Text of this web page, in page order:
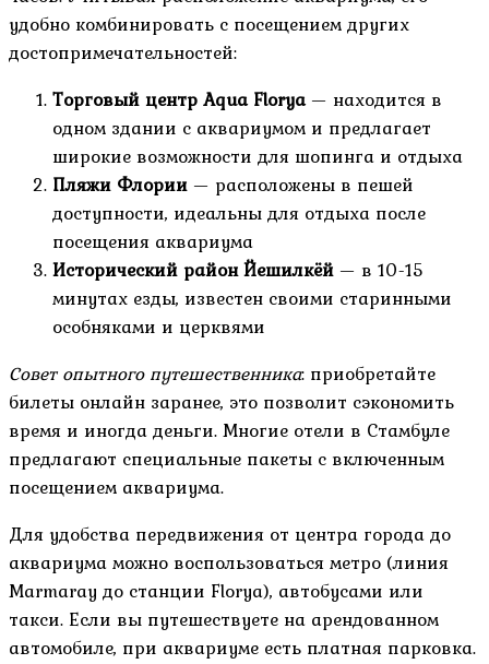
удобно комбинировать с посещением других
достопримечательностей:
Торговый центр Aqua Florya— находится в
одном здании с аквариумом и предлагает
широкие возможности для шопинга и отдыха
Пляжи Флории — расположены в пешей
доступности, идеальны для отдыха после
посещения аквариума
Исторический район Йешилкёй — в 10-15
минутах езды, известен своими старинными
особняками и церквями
Совет опытного путешественника: приобретайте
билеты онлайн заранее, это позволит сэкономить
время и иногда деньги. Многие отели в Стамбуле
предлагают специальные пакеты с включенным
посещением аквариума.
Для удобства передвижения от центра города до
аквариума можно воспользоваться метро (линия
Marmaray до станции Florya), автобусами или
такси. Если вы путешествуете на арендованном
автомобиле, при аквариуме есть платная парковка.